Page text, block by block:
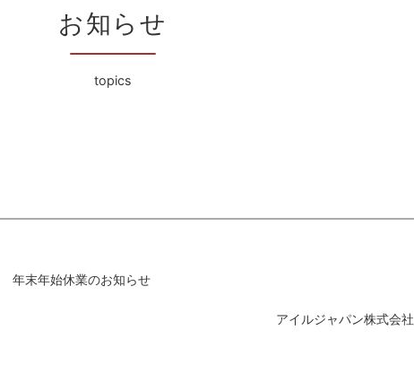
お知らせ
topics
休業のお知らせ
アイルジャパン株式会社